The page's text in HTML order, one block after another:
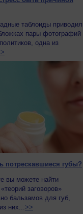
таблоиды
пары фотографий
одна из
потрескавшиеся губы?
вы можете найти
заговоров»
бальзамов для губ,
них... >>